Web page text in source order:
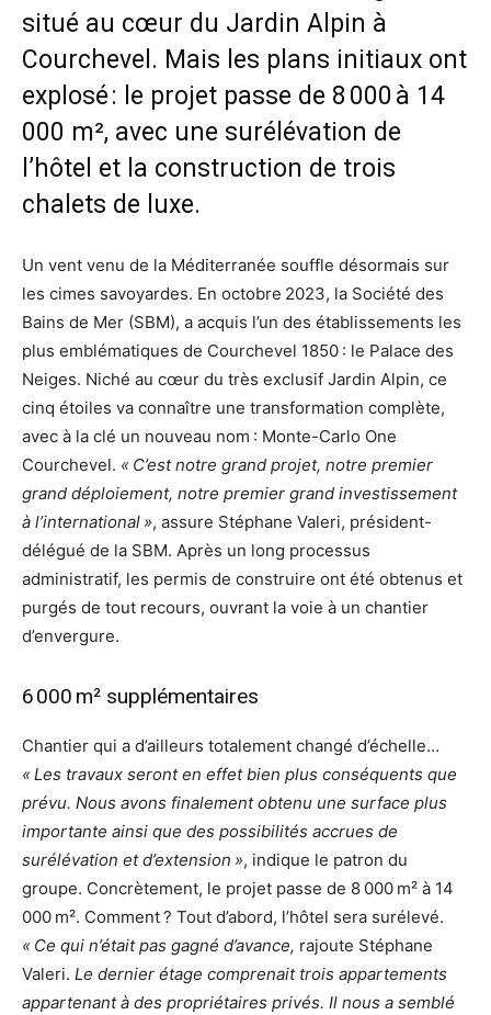
situé au cœur du Jardin Alpin à
Courchevel. Mais les plans initiaux ont
explosé : le projet passe de 8 000 à 14
000 m², avec une surélévation de
l’hôtel et la construction de trois
chalets de luxe.
Un vent venu de la Méditerranée souffle désormais sur
les cimes savoyardes. En octobre 2023, la Société des
Bains de Mer (SBM), a acquis l’un des établissements les
plus emblématiques de Courchevel 1850 : le Palace des
Neiges. Niché au cœur du très exclusif Jardin Alpin, ce
cinq étoiles va connaître une transformation complète,
avec à la clé un nouveau nom : Monte-Carlo One
Courchevel. « C’est notre grand projet, notre premier
grand déploiement, notre premier grand investissement
à l’international », assure Stéphane Valeri, président-
délégué de la SBM. Après un long processus
administratif, les permis de construire ont été obtenus et
purgés de tout recours, ouvrant la voie à un chantier
d’envergure.
6 000 m² supplémentaires
Chantier qui a d’ailleurs totalement changé d’échelle…
« Les travaux seront en effet bien plus conséquents que
prévu. Nous avons finalement obtenu une surface plus
importante ainsi que des possibilités accrues de
surélévation et d’extension », indique le patron du
groupe. Concrètement, le projet passe de 8 000 m² à 14
000 m². Comment ? Tout d’abord, l’hôtel sera surélevé.
« Ce qui n’était pas gagné d’avance, rajoute Stéphane
Valeri. Le dernier étage comprenait trois appartements
appartenant à des propriétaires privés. Il nous a semblé